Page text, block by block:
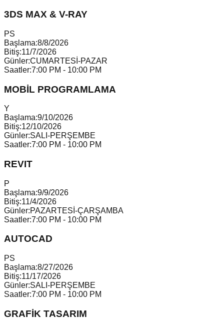
3DS MAX & V-RAY
PS
Başlama:8/8/2026
Bitiş:11/7/2026
Günler:CUMARTESİ-PAZAR
Saatler:7:00 PM - 10:00 PM
MOBİL PROGRAMLAMA
Y
Başlama:9/10/2026
Bitiş:12/10/2026
Günler:SALI-PERŞEMBE
Saatler:7:00 PM - 10:00 PM
REVIT
P
Başlama:9/9/2026
Bitiş:11/4/2026
Günler:PAZARTESİ-ÇARŞAMBA
Saatler:7:00 PM - 10:00 PM
AUTOCAD
PS
Başlama:8/27/2026
Bitiş:11/17/2026
Günler:SALI-PERŞEMBE
Saatler:7:00 PM - 10:00 PM
GRAFİK TASARIM